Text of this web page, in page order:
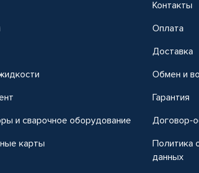
и сварочное оборудование
карты
Контакты
Оплата
Доставка
Обмен и
Гарантия
Договор-
Политика
данных